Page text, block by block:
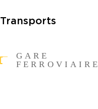
Transports
GARE
FERROVIAIRE